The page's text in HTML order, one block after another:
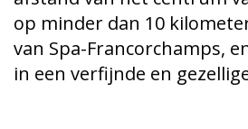
op minder dan 10
van Spa-Francorchamps,
in een verfijnde en